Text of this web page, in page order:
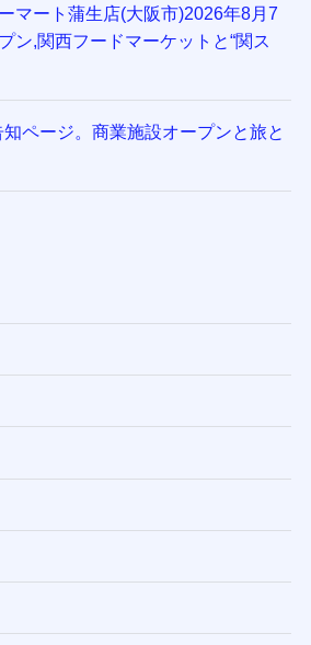
マート蒲生店(大阪市)2026年8月7
ン,関西フードマーケットと“関ス
ページ。商業施設オープンと旅と